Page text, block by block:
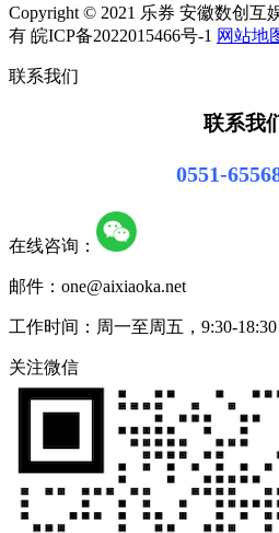
Copyright © 2021 乐券 安徽数创互
有 皖ICP备2022015466号-1 网站地
联系我们
联系我
0551-
在线咨询：
邮件：one@aixiaoka.net
工作时间：周一至周五，9:30-
关注微信